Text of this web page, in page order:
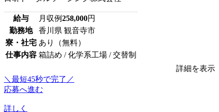
給与 月収例258,000円
勤務地
香川県 観音寺市
寮・社宅 あり（無料）
仕事内容 箱詰め / 化学系工場 / 交替制
詳細を表示
＼最短45秒で完了／
応募へ進む
詳しく